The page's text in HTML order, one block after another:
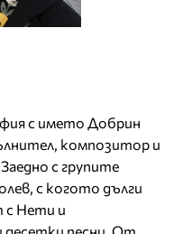
с името Добрин
композитор и
с групите
с когото дълги
с Нети и